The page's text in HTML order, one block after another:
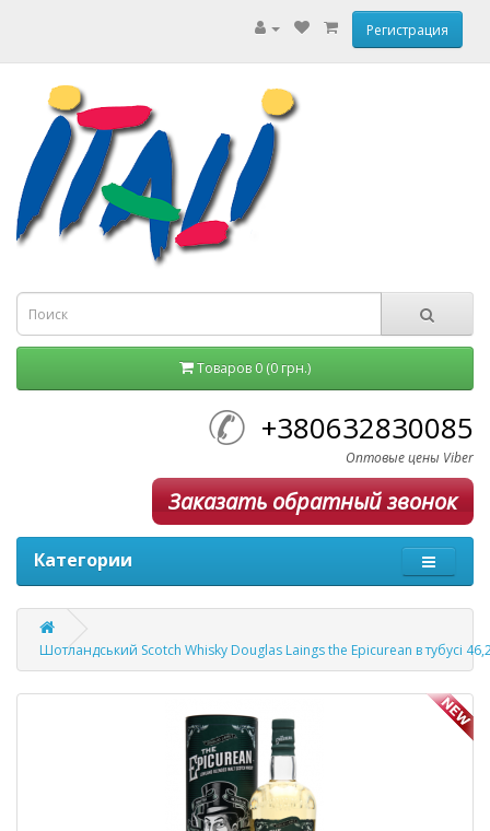
Регистрация
Товаров 0 (0 грн.)
+380632830085
Оптовые цены Viber
Заказать обратный звонок
Категории
Шотландський Scotch Whisky Douglas Laings the Epicurean в тубусі